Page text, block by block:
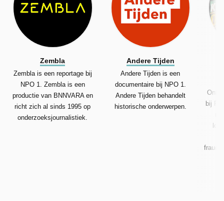
Zembla
Zembla is een reportage bij
NPO 1. Zembla is een
productie van BNNVARA en
richt zich al sinds 1995 op
onderzoeksjournalistiek.
Andere Tijden
Andere Tijden is een
documentaire bij NPO 1.
Andere Tijden behandelt
historische onderwerpen.
bij